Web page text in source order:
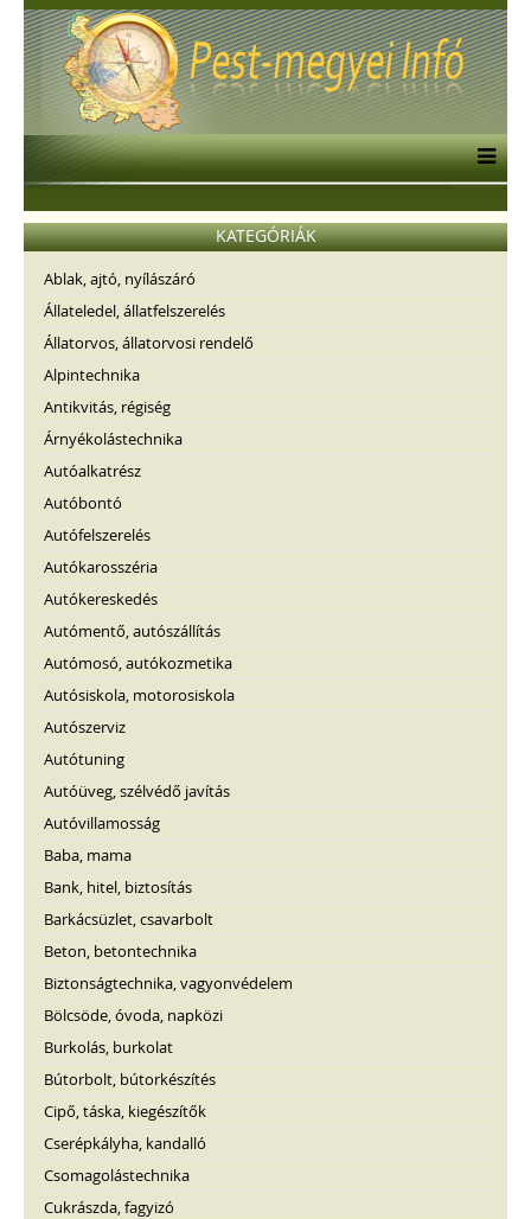
KATEGÓRIÁK
Ablak, ajtó, nyílászáró
Állateledel, állatfelszerelés
Állatorvos, állatorvosi rendelő
Alpintechnika
Antikvitás, régiség
Árnyékolástechnika
Autóalkatrész
Autóbontó
Autófelszerelés
Autókarosszéria
Autókereskedés
Autómentő, autószállítás
Autómosó, autókozmetika
Autósiskola, motorosiskola
Autószerviz
Autótuning
Autóüveg, szélvédő javítás
Autóvillamosság
Baba, mama
Bank, hitel, biztosítás
Barkácsüzlet, csavarbolt
Beton, betontechnika
Biztonságtechnika, vagyonvédelem
Bölcsöde, óvoda, napközi
Burkolás, burkolat
Bútorbolt, bútorkészítés
Cipő, táska, kiegészítők
Cserépkályha, kandalló
Csomagolástechnika
Cukrászda, fagyizó